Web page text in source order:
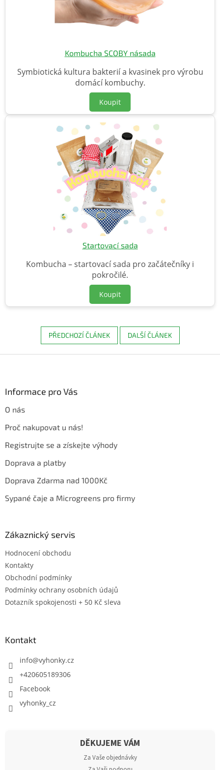
Kombucha SCOBY násada
Symbiotická kultura bakterií a kvasinek pro výrobu
domácí kombuchy.
Koupit
Startovací sada
Kombucha – startovací sada pro začátečníky i
pokročilé.
Koupit
PŘEDCHOZÍ ČLÁNEK DALŠÍ ČLÁNEK
Informace pro Vás
O nás
Proč nakupovat u nás!
Registrujte se a získejte výhody
Doprava a platby
Doprava Zdarma nad 1000Kč
Sypané čaje a Microgreens pro firmy
Zákaznický servis
Hodnocení obchodu
Kontakty
Obchodní podmínky
Podmínky ochrany osobních údajů
Dotazník spokojenosti + 50 Kč sleva
Kontakt
info@vyhonky.cz
+420605189306
Facebook
vyhonky_cz
DĚKUJEME VÁM
Za Vaše objednávky